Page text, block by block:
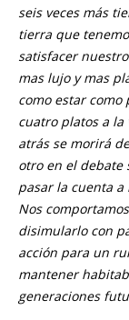
seis veces más
tierra que
satisfacer
mas lujo y mas
como estar
cuatro platos a la
atrás se morirá
otro en el debate
pasar la cuenta a
Nos
disimularlo con
acción para un
mantener
generaciones